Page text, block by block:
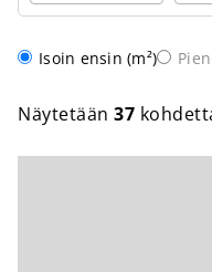
Järjestys
Isoin ensin (m²)
Näytetään 37